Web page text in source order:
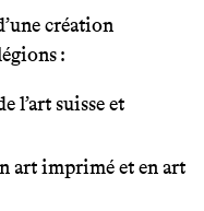
création
:
l’art suisse et
art imprimé et en art